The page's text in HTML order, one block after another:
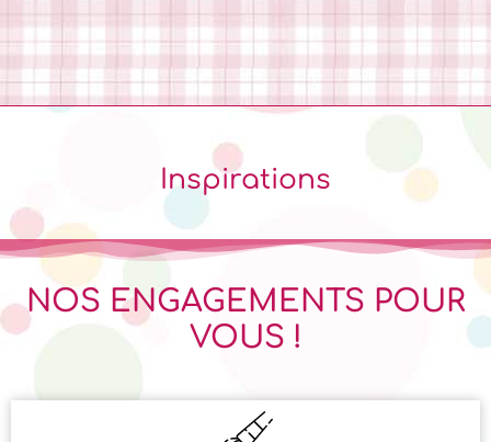
Inspirations
NOS ENGAGEMENTS POUR
VOUS !